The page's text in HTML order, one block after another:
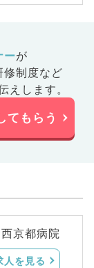
ーが
修制度など
えします。
てもらう
京都病院
人を見る